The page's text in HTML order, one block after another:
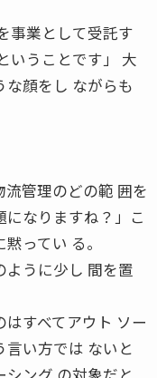
事業として受託す
いうことです」 大
顔をし ながらも
流管理のどの範 囲を
なりますね？」こ
ってい る。
うに少し 間を置
はすべてアウト ソー
い方では ないと